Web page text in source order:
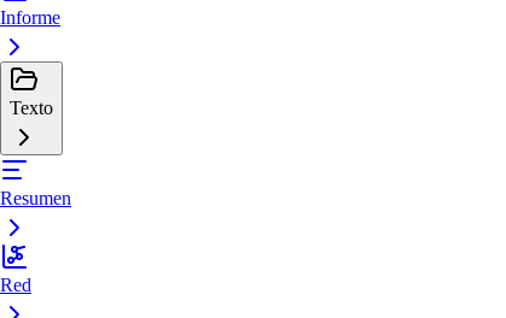
Informe
Texto
Resumen
Red